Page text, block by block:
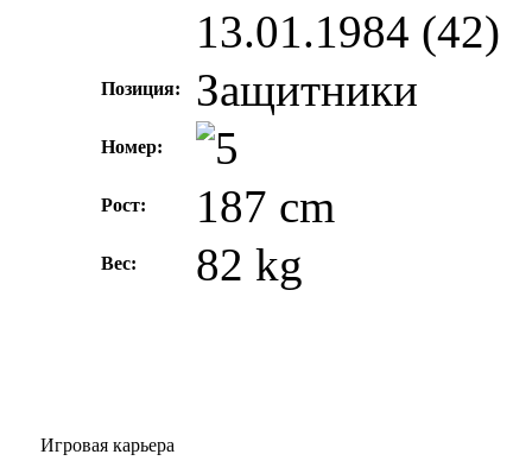
13.01.1984 (42)
Позиция: Защитники
Номер:
Рост: 187 cm
Вес: 82 kg
Игровая карьера